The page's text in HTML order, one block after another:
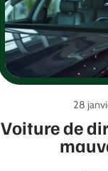
Voiture de
28